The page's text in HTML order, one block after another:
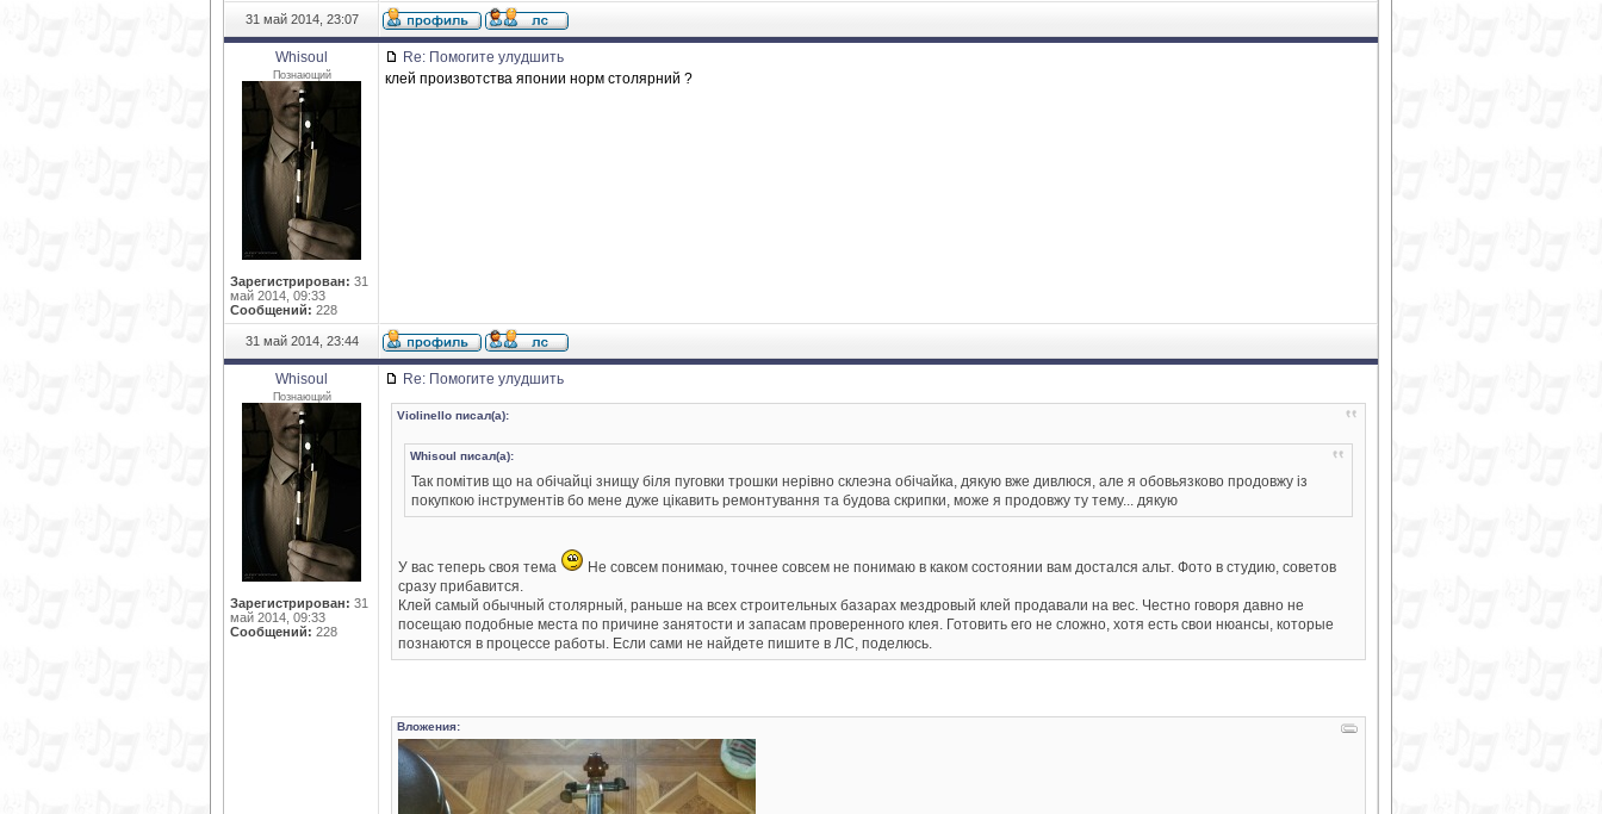
31 май 2014, 23:07
Whisoul
Познающий
Зарегистрирован: 31
май 2014, 09:33
Сообщений: 228
Re: Помогите улудшить
клей произвотства японии норм столярний ?
31 май 2014, 23:44
Whisoul
Познающий
Зарегистрирован: 31
май 2014, 09:33
Сообщений: 228
Re: Помогите улудшить
Violinello писал(а):
Whisoul писал(а):
Так помітив що на обічайці знищу біля пуговки трошки нерівно склеэна обічайка, дякую вже дивлюся, але я обовьязково продовжу із
покупкою інструментів бо мене дуже цікавить ремонтування та будова скрипки, може я продовжу ту тему... дякую
У вас теперь своя тема
Не совсем понимаю, точнее совсем не понимаю в каком состоянии вам достался альт. Фото в студию, советов
сразу прибавится.
Клей самый обычный столярный, раньше на всех строительных базарах мездровый клей продавали на вес. Честно говоря давно не
посещаю подобные места по причине занятости и запасам проверенного клея. Готовить его не сложно, хотя есть свои нюансы, которые
познаются в процессе работы. Если сами не найдете пишите в ЛС, поделюсь.
Вложения: